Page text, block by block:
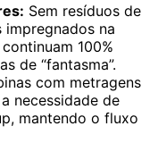
Sem resíduos de
na
100%
de “fantasma”.
com metragens
necessidade de
mantendo o fluxo